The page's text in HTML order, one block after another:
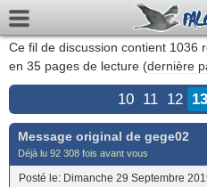
Ce fil de discussion contient 1036
en 35 pages de lecture (dernière
10 11 12 13
Message original de gege02
Déjà lu 92 308 fois avant vous
Posté le: Dimanche 29 Septembre